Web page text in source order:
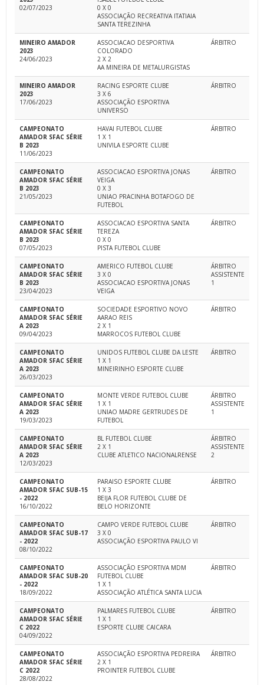
02/07/2023
0 X 0
ASSOCIAÇÃO RECREATIVA ITATIAIA
SANTA TEREZINHA
MINEIRO AMADOR
2023
24/06/2023
ASSOCIACAO DESPORTIVA
COLORADO
2 X 2
AA MINEIRA DE METALURGISTAS
ÁRBITRO
MINEIRO AMADOR
2023
17/06/2023
RACING ESPORTE CLUBE
3 X 6
ASSOCIAÇÃO ESPORTIVA
UNIVERSO
ÁRBITRO
CAMPEONATO
AMADOR SFAC SÉRIE
B 2023
11/06/2023
HAVAI FUTEBOL CLUBE
1 X 1
UNIVILA ESPORTE CLUBE
ÁRBITRO
CAMPEONATO
AMADOR SFAC SÉRIE
B 2023
21/05/2023
ASSOCIACAO ESPORTIVA JONAS
VEIGA
0 X 3
UNIAO PRACINHA BOTAFOGO DE
FUTEBOL
ÁRBITRO
CAMPEONATO
AMADOR SFAC SÉRIE
B 2023
07/05/2023
ASSOCIACAO ESPORTIVA SANTA
TEREZA
0 X 0
PISTA FUTEBOL CLUBE
ÁRBITRO
CAMPEONATO
AMADOR SFAC SÉRIE
B 2023
23/04/2023
AMERICO FUTEBOL CLUBE
3 X 0
ASSOCIACAO ESPORTIVA JONAS
VEIGA
ÁRBITRO
ASSISTENTE
1
CAMPEONATO
AMADOR SFAC SÉRIE
A 2023
09/04/2023
SOCIEDADE ESPORTIVO NOVO
AARAO REIS
2 X 1
MARROCOS FUTEBOL CLUBE
ÁRBITRO
CAMPEONATO
AMADOR SFAC SÉRIE
A 2023
26/03/2023
UNIDOS FUTEBOL CLUBE DA LESTE
1 X 1
MINEIRINHO ESPORTE CLUBE
ÁRBITRO
CAMPEONATO
AMADOR SFAC SÉRIE
A 2023
19/03/2023
MONTE VERDE FUTEBOL CLUBE
1 X 1
UNIAO MADRE GERTRUDES DE
FUTEBOL
ÁRBITRO
ASSISTENTE
1
CAMPEONATO
AMADOR SFAC SÉRIE
A 2023
12/03/2023
BL FUTEBOL CLUBE
2 X 1
CLUBE ATLETICO NACIONALRENSE
ÁRBITRO
ASSISTENTE
2
CAMPEONATO
AMADOR SFAC SUB-15
- 2022
16/10/2022
PARAISO ESPORTE CLUBE
1 X 3
BEIJA FLOR FUTEBOL CLUBE DE
BELO HORIZONTE
ÁRBITRO
CAMPEONATO
AMADOR SFAC SUB-17
- 2022
08/10/2022
CAMPO VERDE FUTEBOL CLUBE
3 X 0
ASSOCIAÇÃO ESPORTIVA PAULO VI
ÁRBITRO
CAMPEONATO
AMADOR SFAC SUB-20
- 2022
18/09/2022
ASSOCIAÇÃO ESPORTIVA MDM
FUTEBOL CLUBE
1 X 1
ASSOCIAÇÃO ATLÉTICA SANTA LUCIA
ÁRBITRO
CAMPEONATO
AMADOR SFAC SÉRIE
C 2022
04/09/2022
PALMARES FUTEBOL CLUBE
1 X 1
ESPORTE CLUBE CAICARA
ÁRBITRO
CAMPEONATO
AMADOR SFAC SÉRIE
C 2022
28/08/2022
ASSOCIAÇÃO ESPORTIVA PEDREIRA
2 X 1
PROINTER FUTEBOL CLUBE
ÁRBITRO